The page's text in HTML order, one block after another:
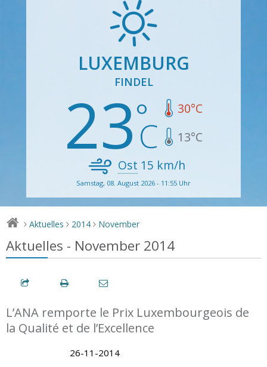
LUXEMBURG
FINDEL
23 30°C
13°C
Ost 15 km/h
Samstag, 08. August 2026 - 11:55 Uhr
> Aktuelles > 2014 > November
Aktuelles - November 2014
L’ANA remporte le Prix Luxembourgeois de
la Qualité et de l’Excellence
26-11-2014